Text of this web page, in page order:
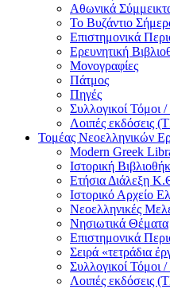
Αθωνικά
Το Βυζάντιο
Επιστημονικά
Ερευνητική
Μονογραφίες
Πάτμος
Πηγές
Συλλογικοί
Λοιπές εκδόσεις
Τομέας Νεοελληνικών
Modern Greek
Ιστορική
Eτήσια Διάλεξη
Ιστορικό Αρχείο
Νεοελληνικές
Νησιωτικά Θέματα
Επιστημονικά
Σειρά «τετράδια
Συλλογικοί
Λοιπές εκδόσεις